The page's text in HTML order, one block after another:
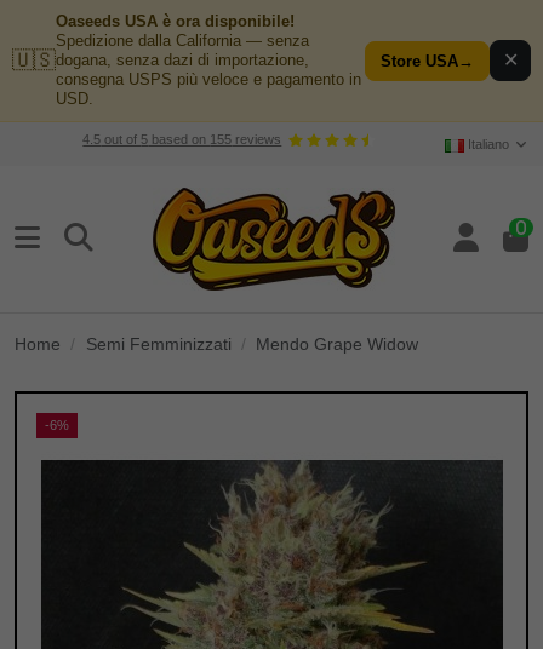
🇺🇸
Oaseeds USA è ora disponibile!
Spedizione dalla California — senza
dogana, senza dazi di importazione,
consegna USPS più veloce e pagamento in
USD.
Store USA→ ✕
4.5 out of 5 based on 155 reviews Italiano
0
Home Semi Femminizzati Mendo Grape Widow
-6%